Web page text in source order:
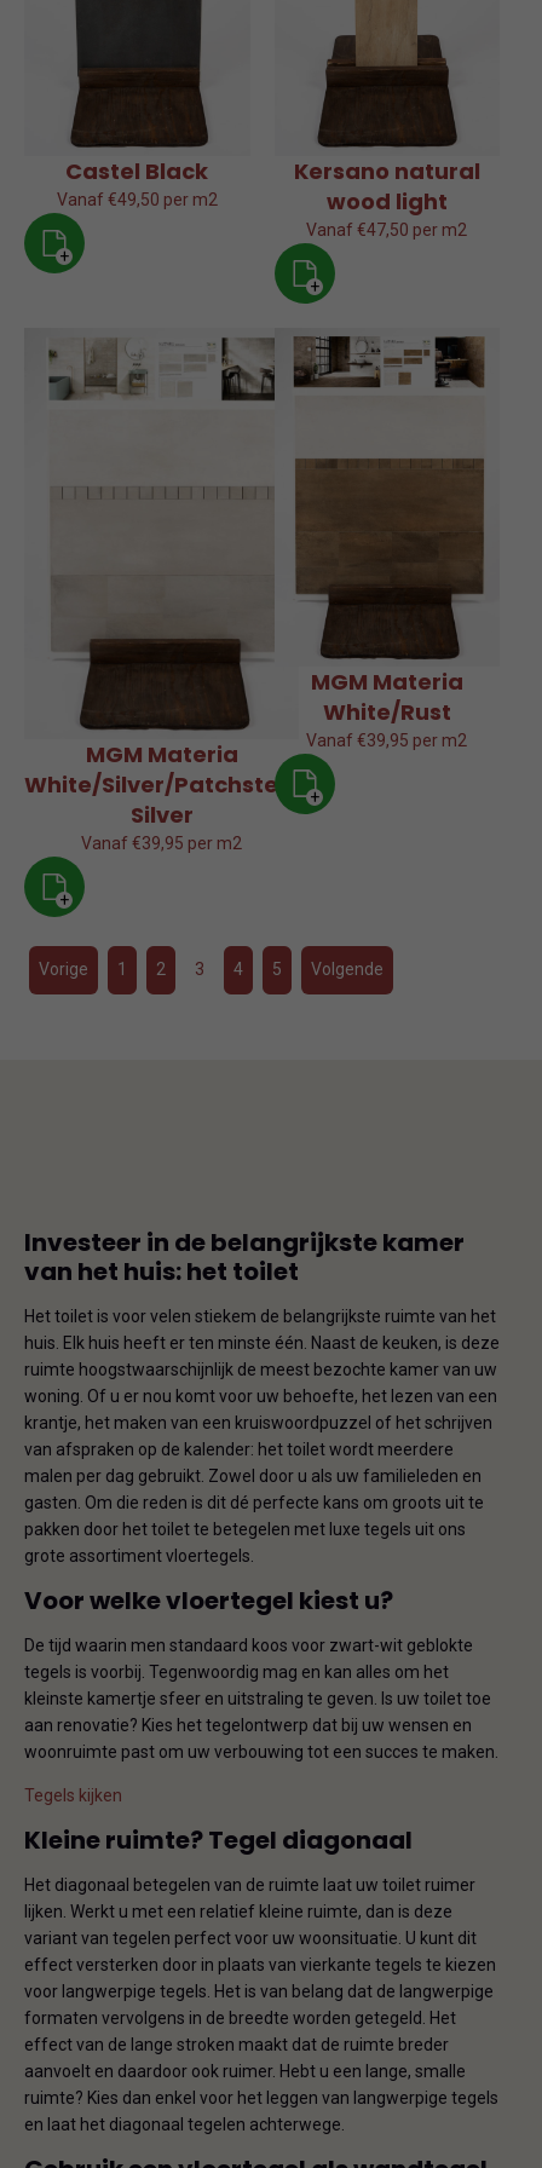
Castel Black
Vanaf €49,50 per m2
+
Kersano natural
wood light
Vanaf €47,50 per m2
+
MGM Materia
White/Silver/Patchsteel
Silver
Vanaf €39,95 per m2
+
MGM Materia
White/Rust
Vanaf €39,95 per m2
+
Vorige 1 2 3 4 5 Volgende
Investeer in de belangrijkste kamer
van het huis: het toilet
Het toilet is voor velen stiekem de belangrijkste ruimte van het
huis. Elk huis heeft er ten minste één. Naast de keuken, is deze
ruimte hoogstwaarschijnlijk de meest bezochte kamer van uw
woning. Of u er nou komt voor uw behoefte, het lezen van een
krantje, het maken van een kruiswoordpuzzel of het schrijven
van afspraken op de kalender: het toilet wordt meerdere
malen per dag gebruikt. Zowel door u als uw familieleden en
gasten. Om die reden is dit dé perfecte kans om groots uit te
pakken door het toilet te betegelen met luxe tegels uit ons
grote assortiment vloertegels.
Voor welke vloertegel kiest u?
De tijd waarin men standaard koos voor zwart-wit geblokte
tegels is voorbij. Tegenwoordig mag en kan alles om het
kleinste kamertje sfeer en uitstraling te geven. Is uw toilet toe
aan renovatie? Kies het tegelontwerp dat bij uw wensen en
woonruimte past om uw verbouwing tot een succes te maken.
Tegels kijken
Kleine ruimte? Tegel diagonaal
Het diagonaal betegelen van de ruimte laat uw toilet ruimer
lijken. Werkt u met een relatief kleine ruimte, dan is deze
variant van tegelen perfect voor uw woonsituatie. U kunt dit
effect versterken door in plaats van vierkante tegels te kiezen
voor langwerpige tegels. Het is van belang dat de langwerpige
formaten vervolgens in de breedte worden getegeld. Het
effect van de lange stroken maakt dat de ruimte breder
aanvoelt en daardoor ook ruimer. Hebt u een lange, smalle
ruimte? Kies dan enkel voor het leggen van langwerpige tegels
en laat het diagonaal tegelen achterwege.